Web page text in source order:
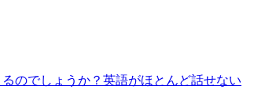
のでしょうか？英語がほとんど話せない